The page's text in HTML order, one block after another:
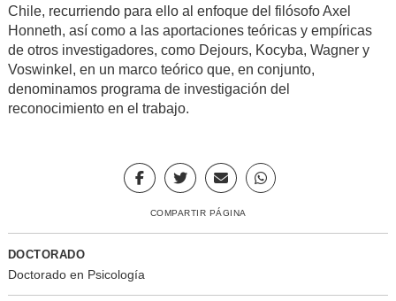
Chile, recurriendo para ello al enfoque del filósofo Axel
Honneth, así como a las aportaciones teóricas y empíricas
de otros investigadores, como Dejours, Kocyba, Wagner y
Voswinkel, en un marco teórico que, en conjunto,
denominamos programa de investigación del
reconocimiento en el trabajo.
COMPARTIR PÁGINA
DOCTORADO
Doctorado en Psicología